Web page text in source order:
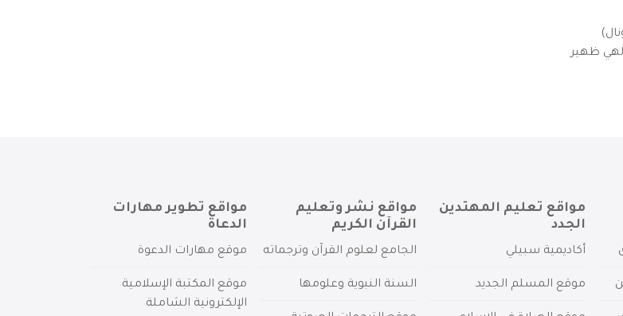
ظهير
مواقع تعليم المهتدين
الجدد
أكاديمية سبيلي
موقع المسلم الجديد
مواقع نشر وتعليم
القرآن الكريم
الجامع لعلوم القرآن وترجماته
السنة النبوية وعلومها
مواقع تطوير مهارات
الدعاة
موقع مهارات الدعوة
موقع المكتبة الإسلامية
الإلكترونية الشاملة